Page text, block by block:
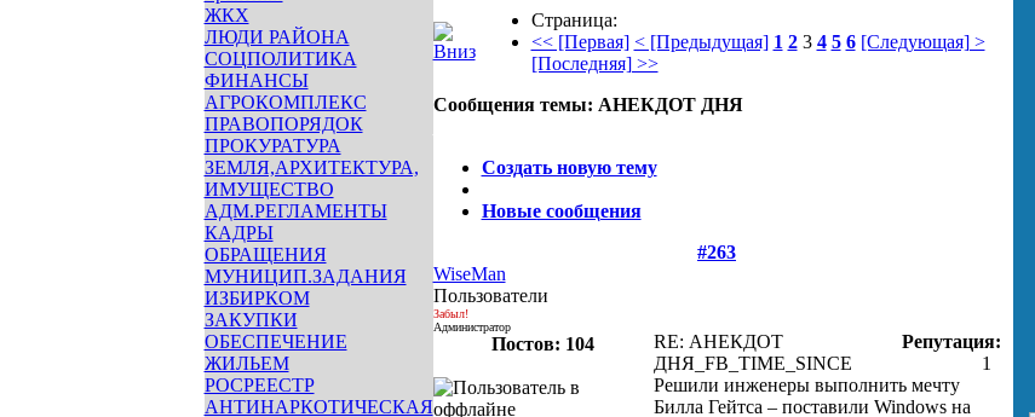
ЖКХ
ЛЮДИ РАЙОНА
СОЦПОЛИТИКА
ФИНАНСЫ
АГРОКОМПЛЕКС
ПРАВОПОРЯДОК
ПРОКУРАТУРА
ЗЕМЛЯ,АРХИТЕКТУРА,
ИМУЩЕСТВО
АДМ.РЕГЛАМЕНТЫ
КАДРЫ
ОБРАЩЕНИЯ
МУНИЦИП.ЗАДАНИЯ
ИЗБИРКОМ
ЗАКУПКИ
ОБЕСПЕЧЕНИЕ
ЖИЛЬЕМ
РОСРЕЕСТР
АНТИНАРКОТИЧЕСКАЯ
Страница:
<< [Первая] < [Предыдущая] 1 2 3 4 5 6 [Следующая] >
[Последняя] >>
Сообщения темы: АНЕКДОТ ДНЯ
Создать новую тему
Новые сообщения
#263
WiseMan
Пользователи
Забыл!
Администратор
Постов: 104
RE: АНЕКДОТ
ДНЯ_FB_TIME_SINCE
Репутация:
1
Решили инженеры выполнить мечту
Билла Гейтса – поставили Windows на